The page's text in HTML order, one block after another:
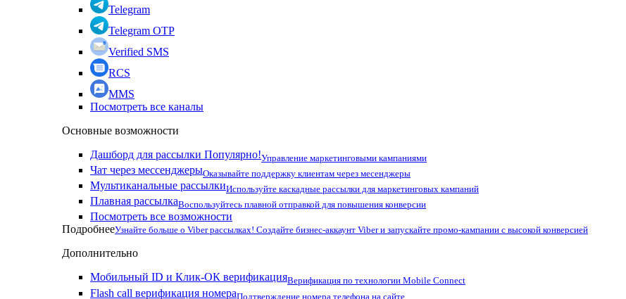
Telegram
Telegram OTP
Verified SMS
RCS
MMS
Посмотреть все каналы
Основные возможности
Дашборд для рассылки Популярно!Управление маркетинговыми кампаниями
Чат через мессенджерыОказывайте поддержку клиентам через месенджеры
Мультиканальные рассылкиИспользуйте каскадные рассылки для маркетинговых кампаний
Плавная рассылкаВоспользуйтесь плавной отправкой для повышения конверсии
Посмотреть все возможности
ПодробнееУзнайте больше о Viber рассылках! Создайте бизнес-аккаунт Viber и запускайте промо-кампании с высокой конверсией
Дополнительно
Мобильный ID и Клик-ОК верификацияВерификация по технологии Mobile Connect
Flash call верификация номераПодтверждение номера телефона на сайте